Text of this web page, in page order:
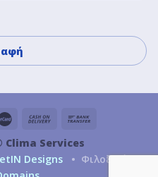
Clima Services
Designs
• Φιλοξενία